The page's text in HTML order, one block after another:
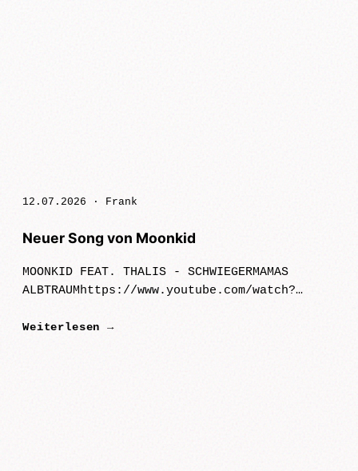
12.07.2026 · Frank
Neuer Song von Moonkid
MOONKID FEAT. THALIS - SCHWIEGERMAMAS
ALBTRAUMhttps://www.youtube.com/watch?
veröffentlichen Moonkid ☾ und Thalis einen
Weiterlesen →